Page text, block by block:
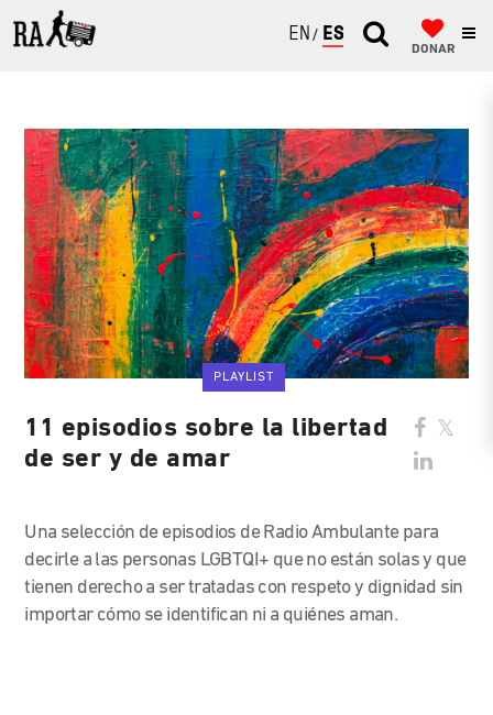
ENGLISH
ESPAÑOL
DONAR
PLAYLIST
11 episodios sobre la libertad
de ser y de amar
Una selección de episodios de Radio Ambulante para
decirle a las personas LGBTQI+ que no están solas y que
tienen derecho a ser tratadas con respeto y dignidad sin
importar cómo se identifican ni a quiénes aman.